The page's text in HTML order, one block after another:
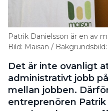
Patrik Danielsson är en av
Bild: Maisan /
Det är inte ovanligt
administrativt jobb
mellan jobben.
entreprenören